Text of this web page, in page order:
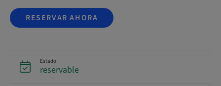
RESERVAR AHORA
Estado
reservable